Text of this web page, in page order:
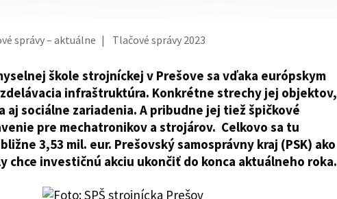
správy – aktuálne Tlačové správy 2023
škole strojníckej v Prešove sa vďaka európskym
infraštruktúra. Konkrétne strechy jej objektov,
aj sociálne zariadenia. A pribudne jej tiež špičkové
pre mechatronikov a strojárov. Celkovo sa tu
3,53 mil. eur. Prešovský samosprávny kraj (PSK) ako
chce investičnú akciu ukončiť do konca aktuálneho roka.